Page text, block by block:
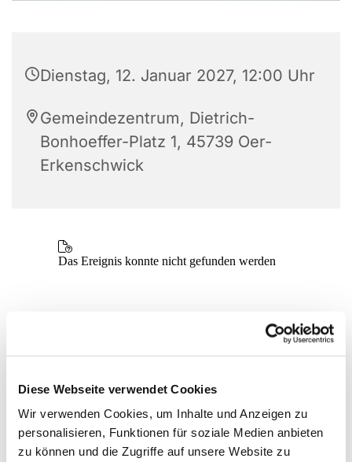
Diese Webseite verwendet Cookies
Wir verwenden Cookies, um Inhalte und Anzeigen zu
personalisieren, Funktionen für soziale Medien anbieten
zu können und die Zugriffe auf unsere Website zu
Dienstag, 12. Januar 2027, 12:00 Uhr
Gemeindezentrum, Dietrich-
Bonhoeffer-Platz 1, 45739 Oer-
Erkenschwick